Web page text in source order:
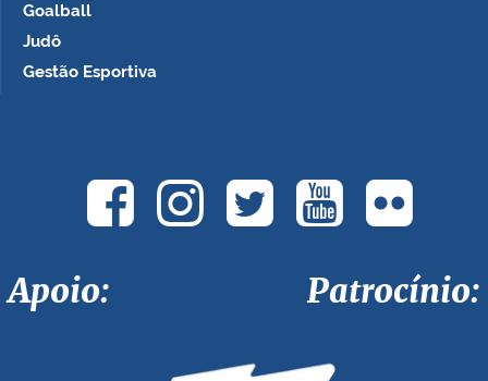
Goalball
Judô
Gestão Esportiva
Apoio: Patrocínio: